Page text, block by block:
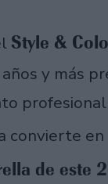
Style &
y más
convierte
de este